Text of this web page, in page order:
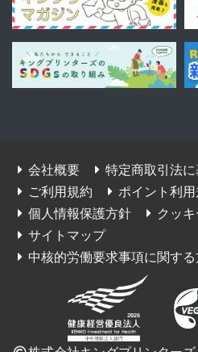
会社概要
特定商取引法
ご利用規約
ポイント利用
個人情報保護方針
クッ
サイトマップ
中核的労働要求事項に関する